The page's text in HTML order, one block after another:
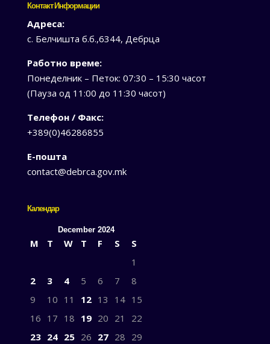
Контакт Информации
Адреса:
с. Белчишта б.б.,6344, Дебрца
Работно време:
Понеделник – Петок: 07:30 – 15:30 часот
(Пауза од 11:00 до 11:30 часот)
Телефон / Факс:
+389(0)46286855
Е-пошта
contact@debrca.gov.mk
Календар
December 2024
M T W T F S
S
1
2
3 4 5 6 7
8
9
10 11 12 13 14 15
16 17 18 19 20 21
22
23 24 25 26 27 28 29